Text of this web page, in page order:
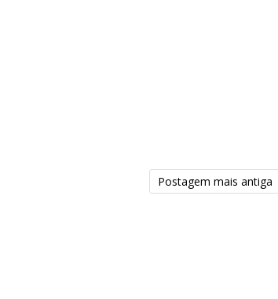
Postagem mais antiga